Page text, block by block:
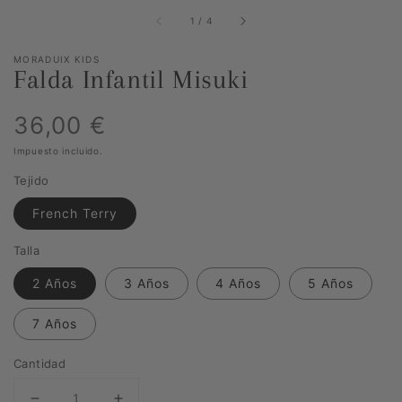
1 / de
4
MORADUIX KIDS
Falda Infantil Misuki
Precio
habitual
36,00 €
Impuesto incluido.
Tejido
French Terry
Talla
2 Años 3 Años 4 Años 5 Años
7 Años
Cantidad